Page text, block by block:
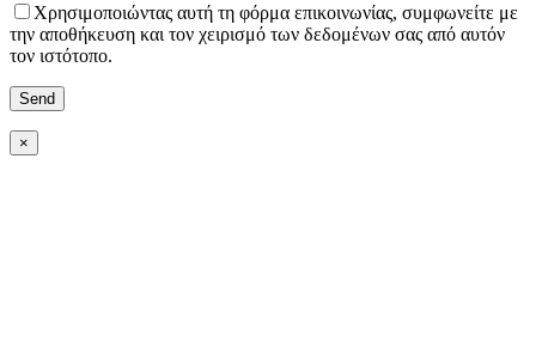
Χρησιμοποιώντας αυτή τη φόρμα επικοινωνίας, συμφωνείτε με
την αποθήκευση και τον χειρισμό των δεδομένων σας από αυτόν
τον ιστότοπο.
×